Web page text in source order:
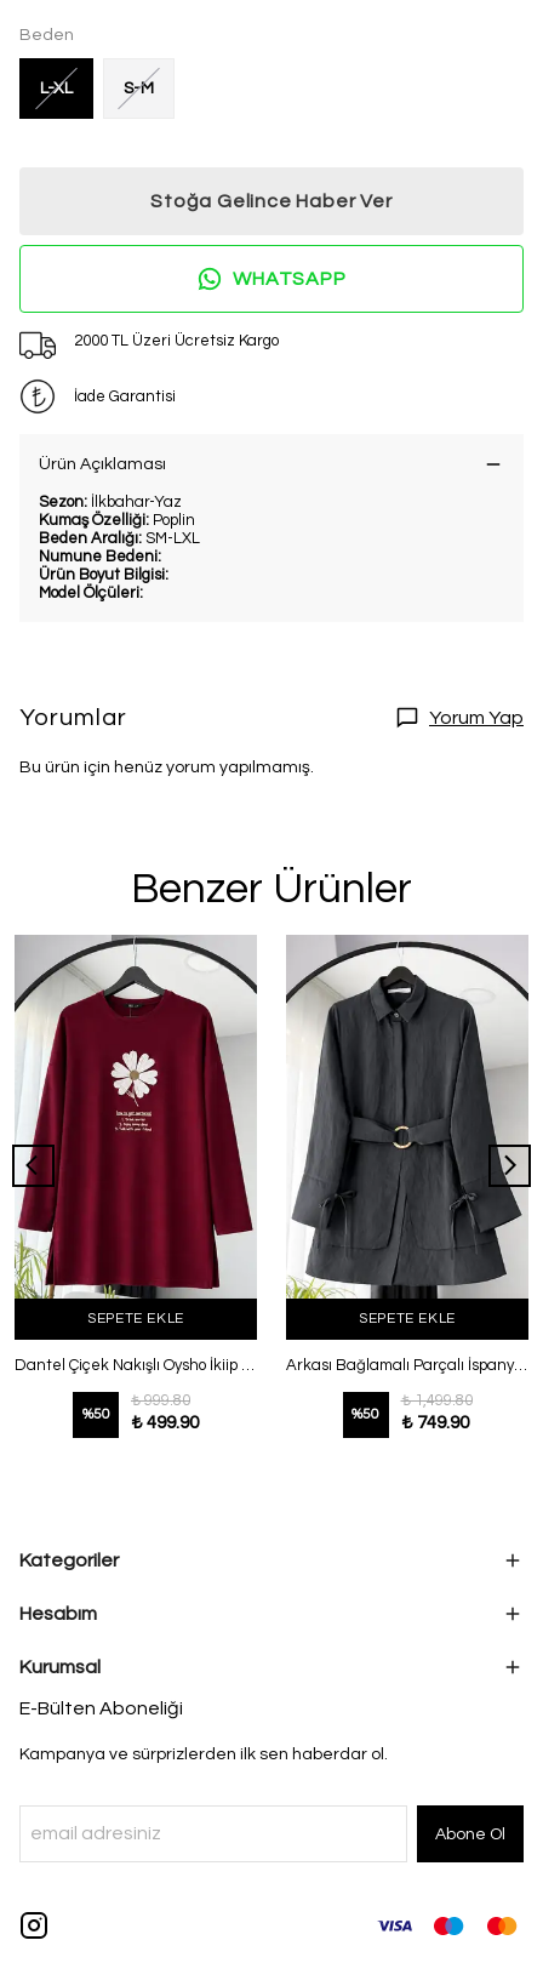
Beden
L-XL S-M
Stoğa Gelince Haber Ver
WHATSAPP
2000 TL Üzeri Ücretsiz Kargo
İade Garantisi
Ürün Açıklaması
Sezon: İlkbahar-Yaz
Kumaş Özelliği: Poplin
Beden Aralığı: SM-LXL
Numune Bedeni:
Ürün Boyut Bilgisi:
Model Ölçüleri:
Yorumlar Yorum Yap
Bu ürün için henüz yorum yapılmamış.
Benzer Ürünler
SEPETE EKLE
Dantel Çiçek Nakışlı Oysho İkiip Tunik Bordo
%50
₺ 999.80
₺ 499.90
SEPETE EKLE
Arkası Bağlamalı Parçalı İspanyol Kol Modal Gömlek Füme
%50
₺ 1,499.80
₺ 749.90
Kategoriler
Hesabım
Kurumsal
E-Bülten Aboneliği
Kampanya ve sürprizlerden ilk sen haberdar ol.
Abone Ol